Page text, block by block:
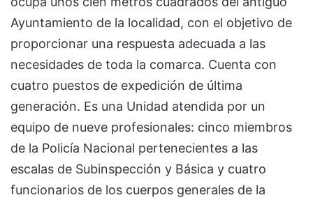
Ayuntamiento de la localidad, con el objetivo de
proporcionar una respuesta adecuada a las
necesidades de toda la comarca. Cuenta con
cuatro puestos de expedición de última
generación. Es una Unidad atendida por un
equipo de nueve profesionales: cinco miembros
de la Policía Nacional pertenecientes a las
escalas de Subinspección y Básica y cuatro
funcionarios de los cuerpos generales de la